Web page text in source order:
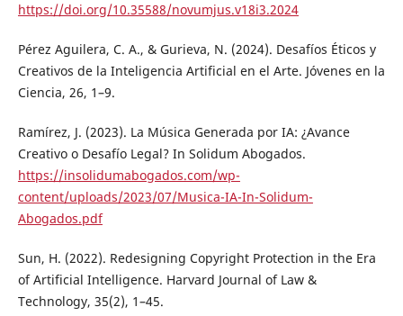
https://doi.org/10.35588/novumjus.v18i3.2024
Pérez Aguilera, C. A., & Gurieva, N. (2024). Desafíos Éticos y
Creativos de la Inteligencia Artificial en el Arte. Jóvenes en la
Ciencia, 26, 1–9.
Ramírez, J. (2023). La Música Generada por IA: ¿Avance
Creativo o Desafío Legal? In Solidum Abogados.
https://insolidumabogados.com/wp-
content/uploads/2023/07/Musica-IA-In-Solidum-
Abogados.pdf
Sun, H. (2022). Redesigning Copyright Protection in the Era
of Artificial Intelligence. Harvard Journal of Law &
Technology, 35(2), 1–45.